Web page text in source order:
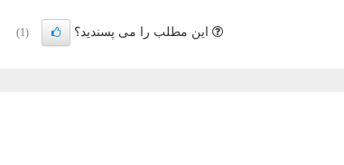
این مطلب را می پسندید؟ (1)